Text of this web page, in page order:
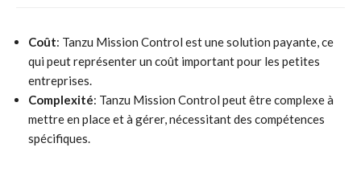
Coût: Tanzu Mission Control est une solution payante, ce
qui peut représenter un coût important pour les petites
entreprises.
Complexité: Tanzu Mission Control peut être complexe à
mettre en place et à gérer, nécessitant des compétences
spécifiques.